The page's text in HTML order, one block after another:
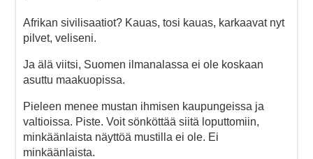
Afrikan sivilisaatiot? Kauas, tosi kauas, karkaavat nyt
pilvet, veliseni.
Ja älä viitsi, Suomen ilmanalassa ei ole koskaan
asuttu maakuopissa.
Pieleen menee mustan ihmisen kaupungeissa ja
valtioissa. Piste. Voit sönköttää siitä loputtomiin,
minkäänlaista näyttöä mustilla ei ole. Ei
minkäänlaista.